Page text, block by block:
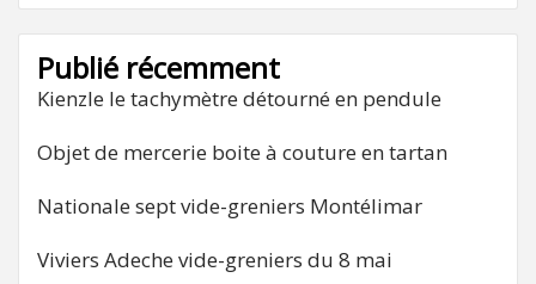
Publié récemment
Kienzle le tachymètre détourné en pendule
Objet de mercerie boite à couture en tartan
Nationale sept vide-greniers Montélimar
Viviers Adeche vide-greniers du 8 mai